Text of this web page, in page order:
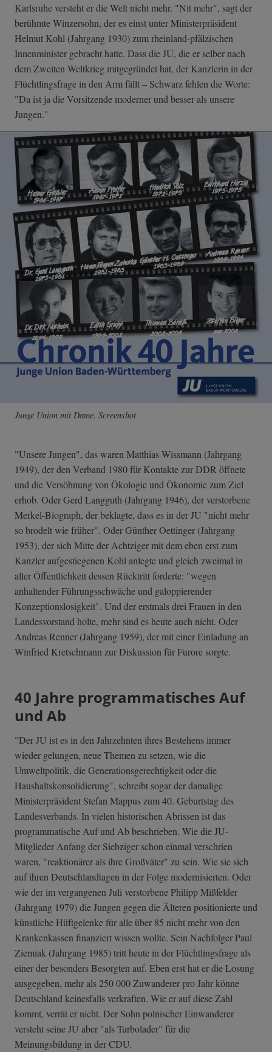
Karlsruhe versteht er die Welt nicht mehr. "Nit mehr", sagt der
berühmte Winzersohn, der es einst unter Ministerpräsident
Helmut Kohl (Jahrgang 1930) zum rheinland-pfälzischen
Innenminister gebracht hatte. Dass die JU, die er selber nach
dem Zweiten Weltkrieg mitgegründet hat, der Kanzlerin in der
Flüchtlingsfrage in den Arm fällt – Schwarz fehlen die Worte:
"Da ist ja die Vorsitzende moderner und besser als unsere
Jungen."
Junge Union mit Dame. Screenshot
"Unsere Jungen", das waren Matthias Wissmann (Jahrgang
1949), der den Verband 1980 für Kontakte zur DDR öffnete
und die Versöhnung von Ökologie und Ökonomie zum Ziel
erhob. Oder Gerd Langguth (Jahrgang 1946), der verstorbene
Merkel-Biograph, der beklagte, dass es in der JU "nicht mehr
so brodelt wie früher". Oder Günther Oettinger (Jahrgang
1953), der sich Mitte der Achtziger mit dem eben erst zum
Kanzler aufgestiegenen Kohl anlegte und gleich zweimal in
aller Öffentlichkeit dessen Rücktritt forderte: "wegen
anhaltender Führungsschwäche und galoppierender
Konzeptionslosigkeit". Und der erstmals drei Frauen in den
Landesvorstand holte, mehr sind es heute auch nicht. Oder
Andreas Renner (Jahrgang 1959), der mit einer Einladung an
Winfried Kretschmann zur Diskussion für Furore sorgte.
40 Jahre programmatisches Auf
und Ab
"Der JU ist es in den Jahrzehnten ihres Bestehens immer
wieder gelungen, neue Themen zu setzen, wie die
Umweltpolitik, die Generationsgerechtigkeit oder die
Haushaltskonsolidierung", schreibt sogar der damalige
Ministerpräsident Stefan Mappus zum 40. Geburtstag des
Landesverbands. In vielen historischen Abrissen ist das
programmatische Auf und Ab beschrieben. Wie die JU-
Mitglieder Anfang der Siebziger schon einmal verschrien
waren, "reaktionärer als ihre Großväter" zu sein. Wie sie sich
auf ihren Deutschlandtagen in der Folge modernisierten. Oder
wie der im vergangenen Juli verstorbene Philipp Mißfelder
(Jahrgang 1979) die Jungen gegen die Älteren positionierte und
künstliche Hüftgelenke für alle über 85 nicht mehr von den
Krankenkassen finanziert wissen wollte. Sein Nachfolger Paul
Ziemiak (Jahrgang 1985) tritt heute in der Flüchtlingsfrage als
einer der besonders Besorgten auf. Eben erst hat er die Losung
ausgegeben, mehr als 250 000 Zuwanderer pro Jahr könne
Deutschland keinesfalls verkraften. Wie er auf diese Zahl
kommt, verrät er nicht. Der Sohn polnischer Einwanderer
versteht seine JU aber "als Turbolader" für die
Meinungsbildung in der CDU.